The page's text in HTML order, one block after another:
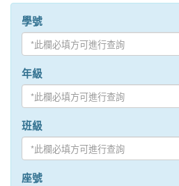
學號
年級
班級
座號